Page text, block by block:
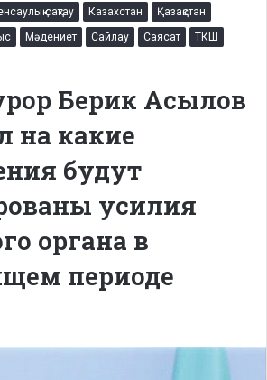
сақтау Казахстан
Қазақстан
Мәдениет Сайлау Саясат
ТКШ
Берик Асылов
на какие
будут
усилия
органа в
периоде